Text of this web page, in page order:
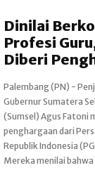
Dinilai
Profesi
Diberi
Palembang (PN) -
Gubernur Sumatera
(Sumsel) Agus Fatoni
penghargaan dari
Republik Indonesia
Mereka menilai
memiliki komitmen
untuk mengembangkan
guru dan kemajuan
Sumsel.
diserahkan langsung